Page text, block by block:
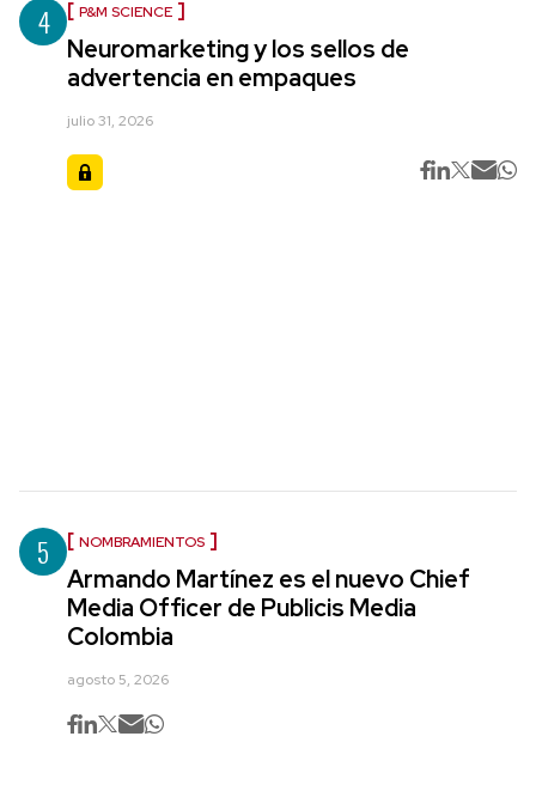
4 P&M SCIENCE
Neuromarketing y los sellos de
advertencia en empaques
julio 31, 2026
5 NOMBRAMIENTOS
Armando Martínez es el nuevo Chief
Media Officer de Publicis Media
Colombia
agosto 5, 2026